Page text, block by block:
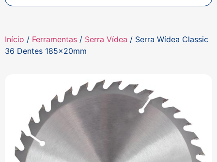
Início / Ferramentas / Serra Vídea / Serra Wídea Classic
36 Dentes 185x20mm